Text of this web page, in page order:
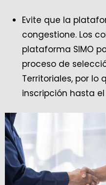
Evite que la
congestione. Los
plataforma SIMO
proceso de
Territoriales, por lo
inscripción hasta